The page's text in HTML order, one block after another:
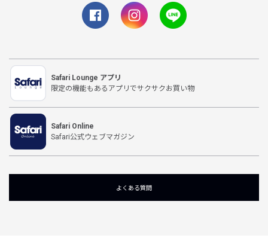
Safari Lounge アプリ
限定の機能もあるアプリでサクサクお買い物
Safari Online
Safari公式ウェブマガジン
よくある質問